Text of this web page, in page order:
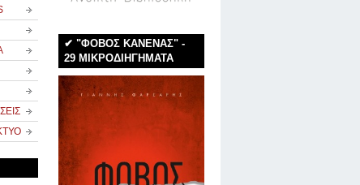
✔ "ΦΟΒΟΣ ΚΑΝΕΝΑΣ" -
29 ΜΙΚΡΟΔΙΗΓΗΜΑΤΑ